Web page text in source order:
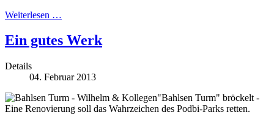
Weiterlesen …
Ein gutes Werk
Details
04. Februar 2013
"Bahlsen Turm" bröckelt -
Eine Renovierung soll das Wahrzeichen des Podbi-Parks retten.